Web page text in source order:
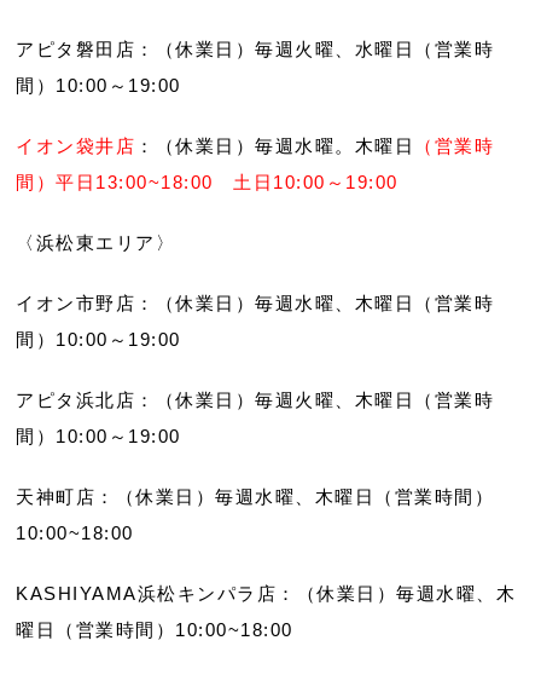
アピタ磐田店：（休業日）毎週火曜、水曜日（営業時
間）10:00～19:00
イオン袋井店 ：（休業日）毎週水曜。木曜日
（営業時
間）平日13:00~18:00 土日10:00～19:00
〈浜松東エリア〉
イオン市野店：（休業日）毎週水曜、木曜日（営業時
間）10:00～19:00
アピタ浜北店：（休業日）毎週火曜、木曜日（営業時
間）10:00～19:00
天神町店：（休業日）毎週水曜、木曜日（営業時間）
10:00~18:00
KASHIYAMA浜松キンパラ店：（休業日）毎週水曜、木
曜日（営業時間）10:00~18:00